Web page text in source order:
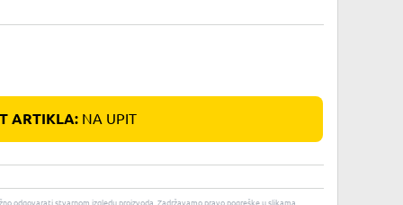
ARTIKLA:NA UPIT
odgovarati stvarnom izgledu proizvoda. Zadržavamo pravo pogreške u slikama